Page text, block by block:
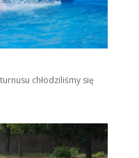
chłodziliśmy się